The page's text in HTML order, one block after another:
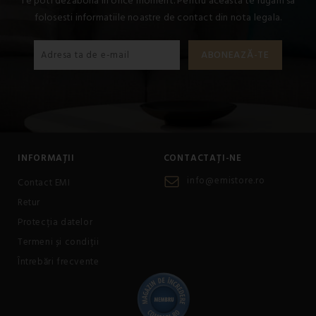
folosesti informatiile noastre de contact din nota legala.
INFORMAȚII
Contact EMI
Retur
Protecția datelor
Termeni și condiții
Întrebări frecvente
CONTACTAȚI-NE
info@emistore.ro